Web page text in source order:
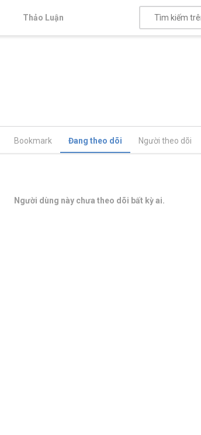
Thảo Luận
Bookmark Đang theo dõi Người theo dõi
Người dùng này chưa theo dõi bất kỳ ai.